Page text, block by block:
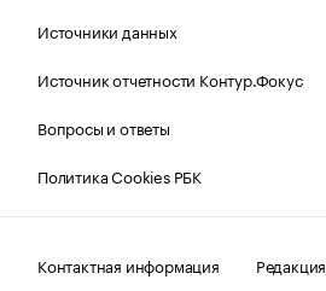
Источники данных
Источник отчетности Контур.Фокус
Вопросы и ответы
Политика Cookies РБК
Контактная информация
Редакция